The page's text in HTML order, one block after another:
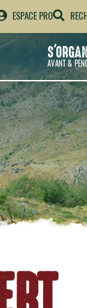
ESPACE PRO
AVANT &